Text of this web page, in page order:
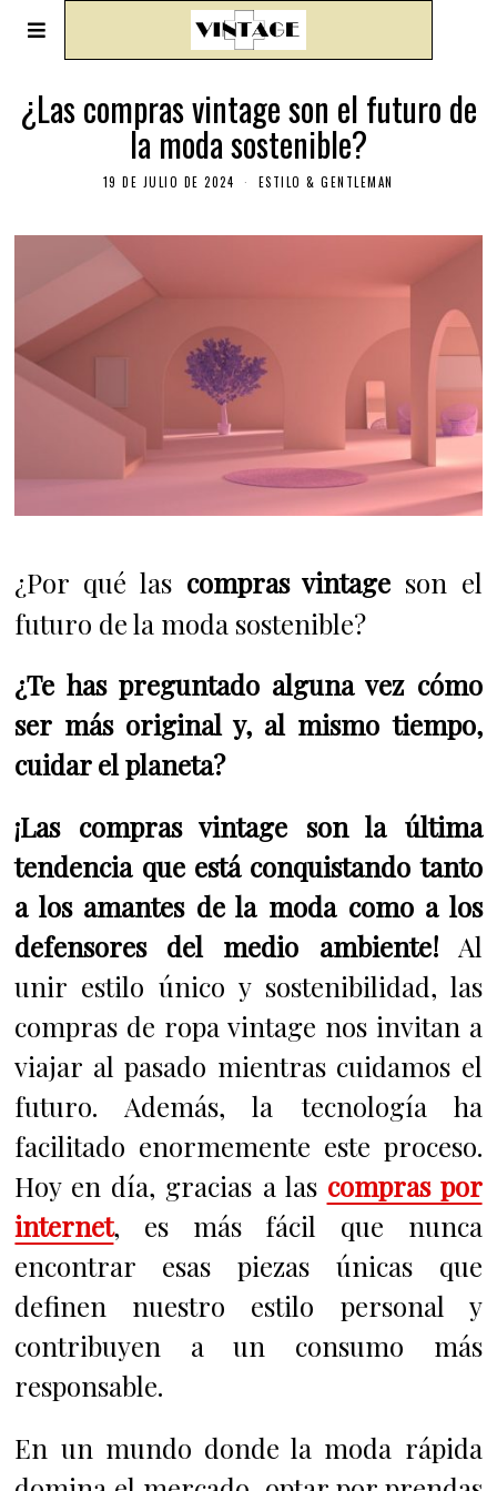
¿Las compras vintage son el futuro de
la moda sostenible?
19 DE JULIO DE 2024 ESTILO & GENTLEMAN
¿Por qué las compras vintage son el
futuro de la moda sostenible?
¿Te has preguntado alguna vez cómo
ser más original y, al mismo tiempo,
cuidar el planeta?
¡Las compras vintage son la última
tendencia que está conquistando tanto
a los amantes de la moda como a los
defensores del medio ambiente! Al
unir estilo único y sostenibilidad, las
compras de ropa vintage nos invitan a
viajar al pasado mientras cuidamos el
futuro. Además, la tecnología ha
facilitado enormemente este proceso.
Hoy en día, gracias a las compras por
internet, es más fácil que nunca
encontrar esas piezas únicas que
definen nuestro estilo personal y
contribuyen a un consumo más
responsable.
En un mundo donde la moda rápida